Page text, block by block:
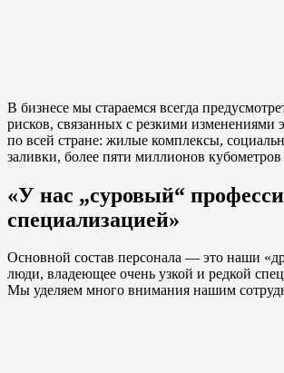
В бизнесе мы стараемся всегда
рисков, связанных с резкими изменениями
по всей стране: жилые комплексы,
заливки, более пяти миллионов
«У нас „суровый“
специализацией»
Основной состав персонала — это наши
люди, владеющее очень узкой и редкой
Мы уделяем много внимания нашим